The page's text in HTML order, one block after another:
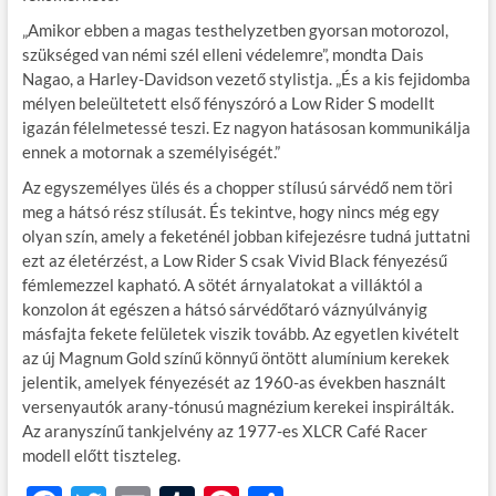
„Amikor ebben a magas testhelyzetben gyorsan motorozol,
szükséged van némi szél elleni védelemre”, mondta Dais
Nagao, a Harley-Davidson vezető stylistja. „És a kis fejidomba
mélyen beleültetett első fényszóró a Low Rider S modellt
igazán félelmetessé teszi. Ez nagyon hatásosan kommunikálja
ennek a motornak a személyiségét.”
Az egyszemélyes ülés és a chopper stílusú sárvédő nem töri
meg a hátsó rész stílusát. És tekintve, hogy nincs még egy
olyan szín, amely a feketénél jobban kifejezésre tudná juttatni
ezt az életérzést, a Low Rider S csak Vivid Black fényezésű
fémlemezzel kapható. A sötét árnyalatokat a villáktól a
konzolon át egészen a hátsó sárvédőtaró váznyúlványig
másfajta fekete felületek viszik tovább. Az egyetlen kivételt
az új Magnum Gold színű könnyű öntött alumínium kerekek
jelentik, amelyek fényezését az 1960-as években használt
versenyautók arany-tónusú magnézium kerekei inspirálták.
Az aranyszínű tankjelvény az 1977-es XLCR Café Racer
modell előtt tiszteleg.